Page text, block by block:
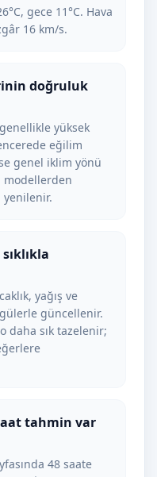
gece 11°C. Hava
16 km/s.
doğruluk
yüksek
eğilim
genel iklim yönü
modellerden
yağış ve
güncellenir.
daha sık tazelenir;
tahmin var
48 saate